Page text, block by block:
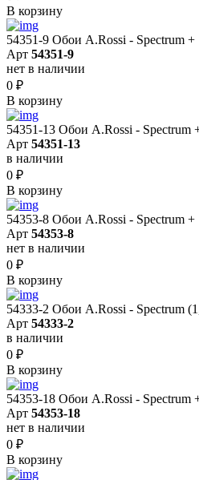
В корзину
54351-9 Обои A.Rossi - Spectrum +
Арт 54351-9
нет в наличии
0 ₽
В корзину
54351-13 Обои A.Rossi - Spectrum
Арт 54351-13
в наличии
0 ₽
В корзину
54353-8 Обои A.Rossi - Spectrum +
Арт 54353-8
нет в наличии
0 ₽
В корзину
54333-2 Обои A.Rossi - Spectrum
Арт 54333-2
в наличии
0 ₽
В корзину
54353-18 Обои A.Rossi - Spectrum
Арт 54353-18
нет в наличии
0 ₽
В корзину